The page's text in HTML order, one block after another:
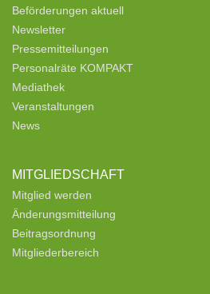
Beförderungen aktuell
Newsletter
Pressemitteilungen
Personalräte KOMPAKT
Mediathek
Veranstaltungen
News
MITGLIEDSCHAFT
Mitglied werden
Änderungsmitteilung
Beitragsordnung
Mitgliederbereich